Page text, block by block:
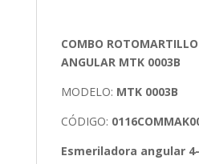
COMBO
ANGULAR MTK 0003B
MODELO: MTK 0003B
CÓDIGO:
Esmeriladora angular